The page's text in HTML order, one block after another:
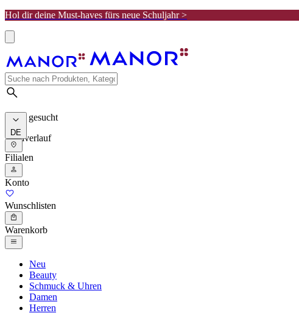
Hol dir deine Must-haves fürs neue Schuljahr >
Meist gesucht
Suchverlauf
DE
Filialen
Konto
Wunschlisten
Warenkorb
Neu
Beauty
Schmuck & Uhren
Damen
Herren